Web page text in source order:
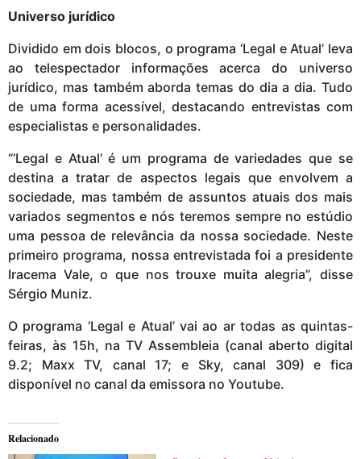
Universo jurídico
Dividido em dois blocos, o programa ‘Legal e Atual’ leva
ao telespectador informações acerca do universo
jurídico, mas também aborda temas do dia a dia. Tudo
de uma forma acessível, destacando entrevistas com
especialistas e personalidades.
“‘Legal e Atual’ é um programa de variedades que se
destina a tratar de aspectos legais que envolvem a
sociedade, mas também de assuntos atuais dos mais
variados segmentos e nós teremos sempre no estúdio
uma pessoa de relevância da nossa sociedade. Neste
primeiro programa, nossa entrevistada foi a presidente
Iracema Vale, o que nos trouxe muita alegria”, disse
Sérgio Muniz.
O programa ‘Legal e Atual’ vai ao ar todas as quintas-
feiras, às 15h, na TV Assembleia (canal aberto digital
9.2; Maxx TV, canal 17; e Sky, canal 309) e fica
disponível no canal da emissora no Youtube.
Relacionado